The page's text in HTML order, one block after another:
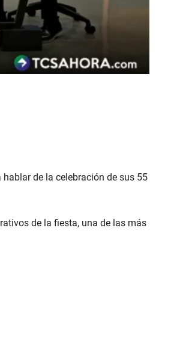
de la celebración de sus 55
de la fiesta, una de las más